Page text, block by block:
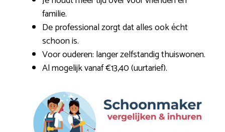
familie.
De professional zorgt dat alles ook écht
schoon is.
Voor ouderen: langer zelfstandig thuiswonen.
Al mogelijk vanaf €13,40 (uurtarief).